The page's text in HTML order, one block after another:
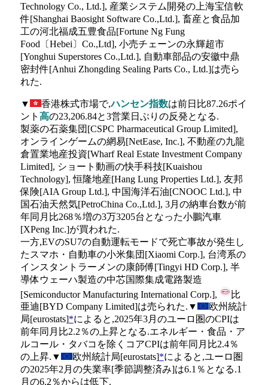
Technology Co., Ltd.], 産業システム開発の上海宝信軟
件[Shanghai Baosight Software Co.,Ltd.], 畜産と食品加
工の河北福成五豊食品[Fortune Ng Fung
Food〔Hebei〕Co.,Ltd], 小売チェーンの永輝超市
[Yonghui Superstores Co.,Ltd.], 自動車部品の安徽中鼎
密封件[Anhui Zhongding Sealing Parts Co., Ltd.]は売ら
れた.
▼ 香港株式市場で,ハンセン指数は前日比87.26ポイ
ント 高の23,206.84と3営業日ぶりの反発となる.
製薬の石薬集団[CSPC Pharmaceutical Group Limited],
オンラインゲームの網易[NetEase, Inc.], 不動産の九龍
倉置業地産投資[Wharf Real Estate Investment Company
Limited], ショート動画の快手科技[Kuaishou
Technology], 恒隆地産[Hang Lung Properties Ltd.], 友邦
保険[AIA Group Ltd.], 中国海洋石油[CNOOC Ltd.], 中
国石油天然気[PetroChina Co.,Ltd.], 3月の納車台数が前
年同月比268％増の3万3205台となった小鵬汽車
[XPeng Inc.]が買われた.
一方,EVのSU7の自動運転モードで死亡事故が発生し
たスマホ・自動車の小米集団[Xiaomi Corp.], 台湾系の
インスタントラーメンの康師傅[Tingyi HD Corp.], 半
導体ウェーハ製造の中芯国際集成電路製造
[Semiconductor Manufacturing International Corp.],
比
亜迪[BYD Company Limited]は売られた.▼
欧州統計
局[eurostats]*によると,2025年3月のユーロ圏のCPIは
前年同月比2.2％の上昇となる.エネルギー・食品・ア
ルコール・タバコを除くコアCPIは前年同月比2.4％
の上昇.▼
欧州統計局[eurostats]*によると,ユーロ圏
の2025年2月の失業率[季節調整済み]は6.1％となる.1
月の6.2％からは低下.